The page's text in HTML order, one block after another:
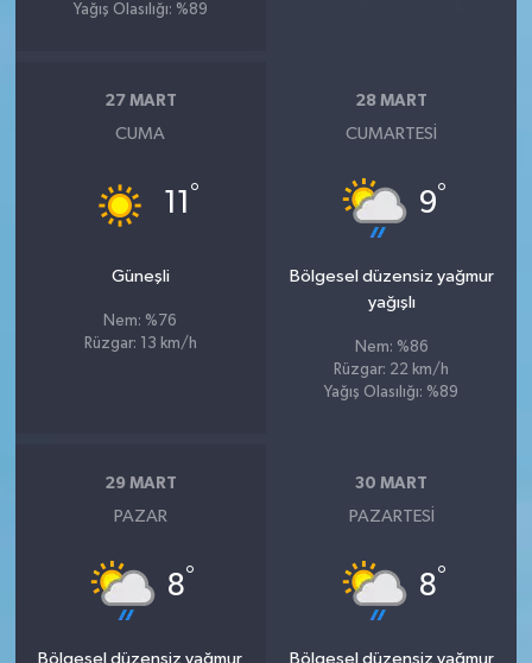
Yağış Olasılığı: %89
27 MART
CUMA
11 °
Güneşli
Nem: %76
Rüzgar: 13 km/h
28 MART
CUMARTESI
9°
Bölgesel düzensiz yağmur
yağışlı
Nem: %86
Rüzgar: 22 km/h
Yağış Olasılığı: %89
29 MART
PAZAR
8°
Bölgesel düzensiz yağmur
30 MART
PAZARTESI
8°
Bölgesel düzensiz yağmur